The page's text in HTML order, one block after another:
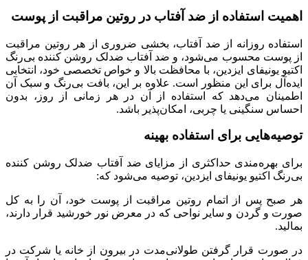
اهمیت استفاده از ضد آفتاب در روتین مراقبت از پوست
استفاده روزانه از ضد آفتاب، بخشی ضروری از هر روتین مراقبت
از پوست محسوب می‌شود، و ضد آفتاب ضدلک روشن کننده بی‌رنگ
اکتیو یونیفای ایزدین، با محافظت بالا و خواص تخصصی خود، انتخابی
ایده‌آل برای این منظور است. علاوه بر این، بافت بی‌رنگ و سبک آن
اطمینان می‌دهد که استفاده از آن در هر زمانی از روز، بدون
احساس سنگینی یا چربی، امکان‌پذیر باشد.
توصیه‌هایی برای استفاده بهینه
برای بهره‌مندی حداکثری از مزایای ضد آفتاب ضدلک روشن کننده
بی‌رنگ اکتیو یونیفای ایزدین، توصیه می‌شود که:
هر صبح پس از اتمام روتین مراقبت از پوست خود، آن را به کل
صورت و گردن و سایر نواحی که در معرض نور خورشید قرار دارند،
بمالید.
در صورت قرار گرفتن طولانی‌مدت در بیرون از خانه یا شرکت در